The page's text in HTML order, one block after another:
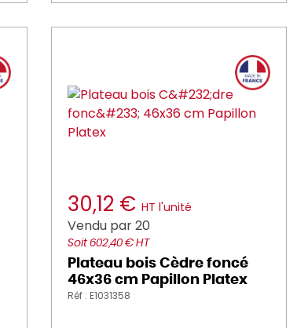
30,12 € HT l'unité
Vendu par 20
Soit 602,40 € HT
Plateau bois Cèdre foncé
46x36 cm Papillon Platex
Réf : E1031358